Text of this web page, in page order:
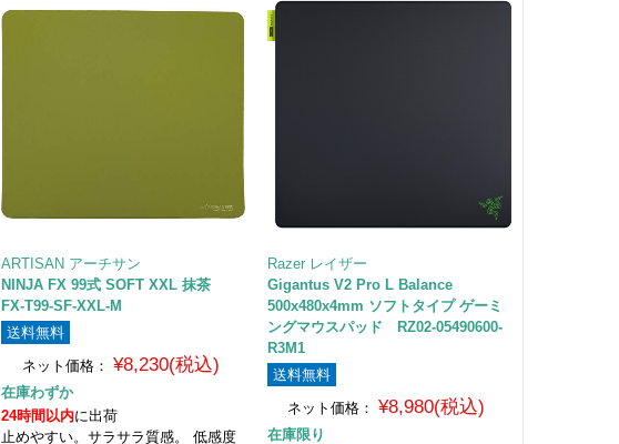
ARTISAN アーチサン
NINJA FX 99式 SOFT XXL 抹茶
FX-T99-SF-XXL-M
送料無料
ネット価格：
¥8,230(税込)
在庫わずか
24時間以内に出荷
止めやすい。サラサラ質感。 低感度
Razer レイザー
Gigantus V2 Pro L Balance
500x480x4mm ソフトタイプ ゲーミ
ングマウスパッド RZ02-05490600-
R3M1
送料無料
ネット価格：
¥8,980(税込)
在庫限り